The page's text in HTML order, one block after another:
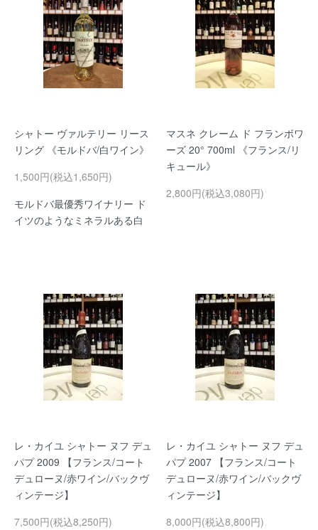
シャトー ヴァルテリー リース
リング 《モルドバ/白ワイン》
1,500円(税込1,650円)
モルドバ最優秀ワイナリー ド
イツのようなミネラルある白
マスネ クレーム ド フランボワ
ーズ 20° 700ml 《フランス/リ
キュール》
2,800円(税込3,080円)
レ・カイユ シャトー ヌフ デュ
パプ 2009 【フランス/コート
デュローヌ/赤ワイン/バックヴ
ィンテージ】
7,500円(税込8,250円)
レ・カイユ シャトー ヌフ デュ
パプ 2007 【フランス/コート
デュローヌ/赤ワイン/バックヴ
ィンテージ】
8,000円(税込8,800円)